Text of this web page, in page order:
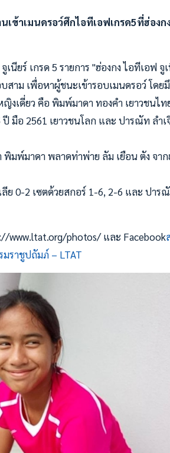
ข้าเมนดรอว์ศึกไอทีเอฟเกรด5ที่ฮ่องก
นียร์ เกรด 5 รายการ "ฮ่องกง ไอทีเอฟ จู
สาม เพื่อหาผู้ชนะเข้ารอบเมนดรอว์ โดย
งเดี่ยว คือ พิมพ์มาดา ทองคำ เยาวชนไท
มือ 2561 เยาวชนโลก และ ปารณัท ลำ
มพ์มาดา พลาดท่าพ่าย ลัม เยือน ตัง จาก
ย 0-2 เซตด้วยสกอร์ 1-6, 2-6 และ ปาร
www.ltat.org/photos/ และ Facebook
ราชูปถัมภ์ – LTAT